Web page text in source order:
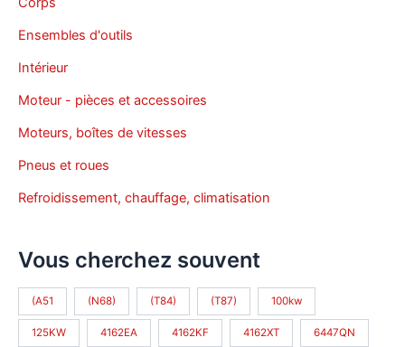
Ensembles d'outils
Intérieur
Moteur - pièces et accessoires
Moteurs, boîtes de vitesses
Pneus et roues
Refroidissement, chauffage, climatisation
Vous cherchez souvent
(A51 (N68) (T84) (T87) 100kw
125KW 4162EA 4162KF 4162XT 6447QN